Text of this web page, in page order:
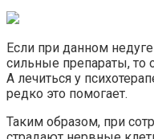
Если при данном
сильные препараты, то
А лечиться у
редко это помогает.
Таким образом, при